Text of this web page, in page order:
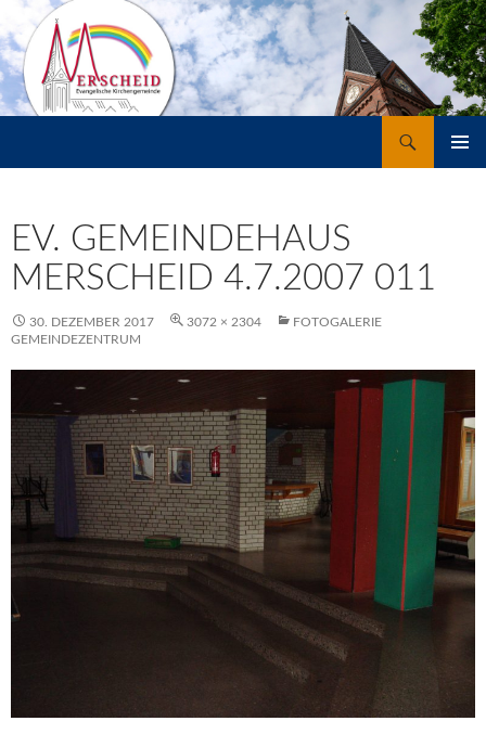
EV. GEMEINDEHAUS
MERSCHEID 4.7.2007 011
30. DEZEMBER 2017 3072 × 2304
FOTOGALERIE
GEMEINDEZENTRUM